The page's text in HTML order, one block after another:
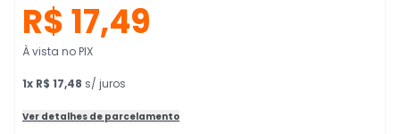
R$ 17,49
À vista no PIX
1x R$ 17,48 s/ juros
Ver detalhes de parcelamento